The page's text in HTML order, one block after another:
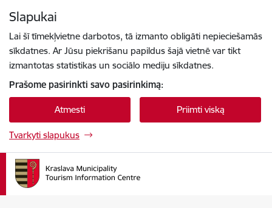
Slapukai
Lai šī tīmekļvietne darbotos, tā izmanto obligāti nepieciešamās
sīkdatnes. Ar Jūsu piekrišanu papildus šajā vietnē var tikt
izmantotas statistikas un sociālo mediju sīkdatnes.
Prašome pasirinkti savo pasirinkimą:
Atmesti Priimti viską
Tvarkyti slapukus